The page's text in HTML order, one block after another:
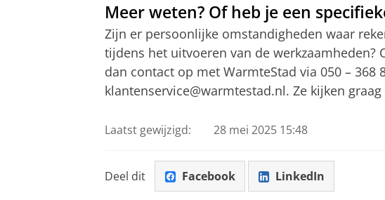
Meer weten? Of heb je een
Zijn er persoonlijke omstandigheden waar
tijdens het uitvoeren van de werkzaamheden?
dan contact op met WarmteStad via 050 – 368
klantenservice@warmtestad.nl. Ze kijken
Laatst gewijzigd: 28 mei 2025 15:48
Deel dit Facebook LinkedIn